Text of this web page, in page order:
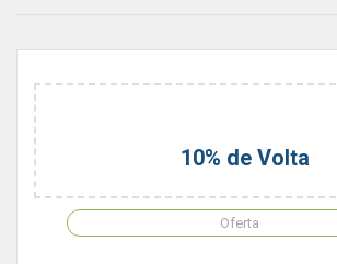
10% de Volta
Oferta